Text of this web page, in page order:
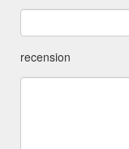
recension